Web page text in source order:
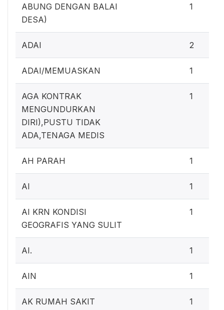
ABUNG DENGAN BALAI
DESA)
1
ADAI 2
ADAI/MEMUASKAN 1
AGA KONTRAK
MENGUNDURKAN
DIRI),PUSTU TIDAK
ADA,TENAGA MEDIS
1
AH PARAH 1
AI 1
AI KRN KONDISI
GEOGRAFIS YANG SULIT
1
AI. 1
AIN 1
AK RUMAH SAKIT
1